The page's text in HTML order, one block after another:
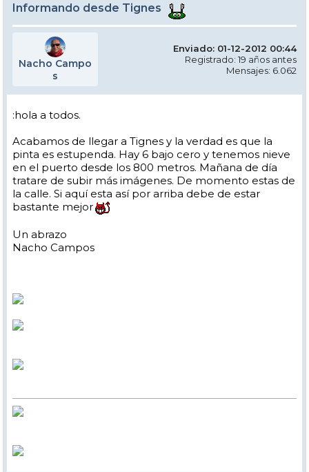
Informando desde Tignes
Nacho Campo
s
Enviado: 01-12-2012 00:44
Registrado: 19 años antes
Mensajes: 6.062
:hola a todos.
Acabamos de llegar a Tignes y la verdad es que la
pinta es estupenda. Hay 6 bajo cero y tenemos nieve
en el puerto desde los 800 metros. Mañana de día
tratare de subir más imágenes. De momento estas de
la calle. Si aquí esta así por arriba debe de estar
bastante mejor
Un abrazo
Nacho Campos